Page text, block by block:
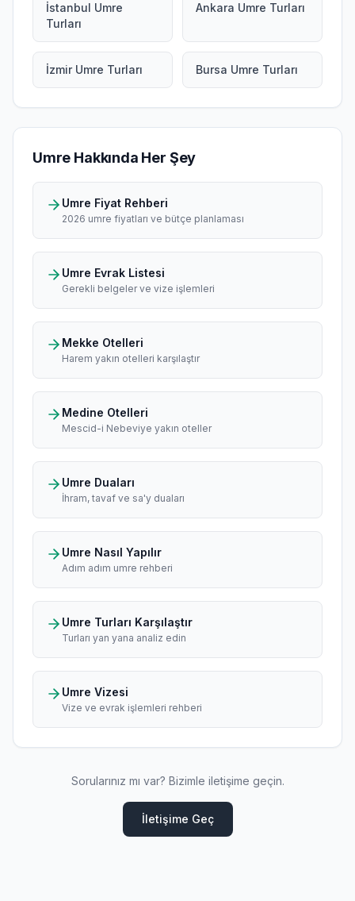
İstanbul Umre
Turları
Ankara Umre Turları
İzmir Umre Turları Bursa Umre Turları
Umre Hakkında Her Şey
Umre Fiyat Rehberi
2026 umre fiyatları ve bütçe planlaması
Umre Evrak Listesi
Gerekli belgeler ve vize işlemleri
Mekke Otelleri
Harem yakın otelleri karşılaştır
Medine Otelleri
Mescid-i Nebeviye yakın oteller
Umre Duaları
İhram, tavaf ve sa'y duaları
Umre Nasıl Yapılır
Adım adım umre rehberi
Umre Turları Karşılaştır
Turları yan yana analiz edin
Umre Vizesi
Vize ve evrak işlemleri rehberi
Sorularınız mı var? Bizimle iletişime geçin.
İletişime Geç